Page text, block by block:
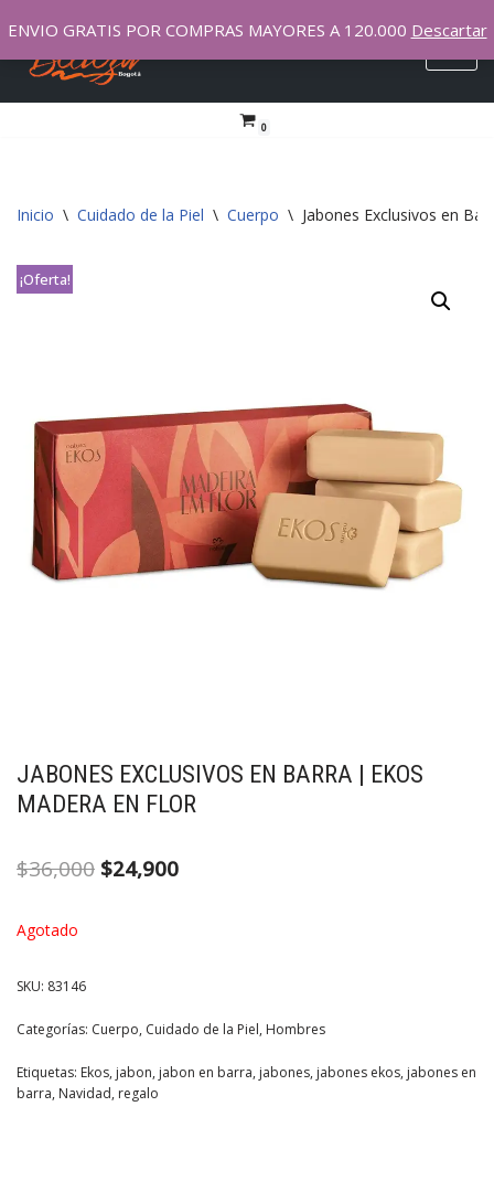
Saltar
0
Inicio \ Cuidado de la Piel \ Cuerpo \ Jabones Exclusivos en
¡Oferta!
JABONES EXCLUSIVOS EN BARRA | EKOS
MADERA EN FLOR
$36,000 $24,900
Agotado
SKU: 83146
Categorías: Cuerpo, Cuidado de la Piel, Hombres
Etiquetas: Ekos, jabon, jabon en barra, jabones, jabones ekos, jabones en
barra, Navidad, regalo
ENVIO GRATIS POR COMPRAS MAYORES A 120.000 Descartar